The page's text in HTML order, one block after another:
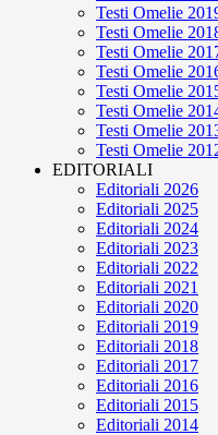
Testi Omelie
Testi Omelie
Testi Omelie
Testi Omelie
Testi Omelie
Testi Omelie
Testi Omelie
Testi Omelie
EDITORIALI
Editoriali 2026
Editoriali 2025
Editoriali 2024
Editoriali 2023
Editoriali 2022
Editoriali 2021
Editoriali 2020
Editoriali 2019
Editoriali 2018
Editoriali 2017
Editoriali 2016
Editoriali 2015
Editoriali 2014